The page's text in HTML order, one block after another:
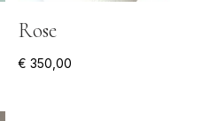
Rose
€ 350,00